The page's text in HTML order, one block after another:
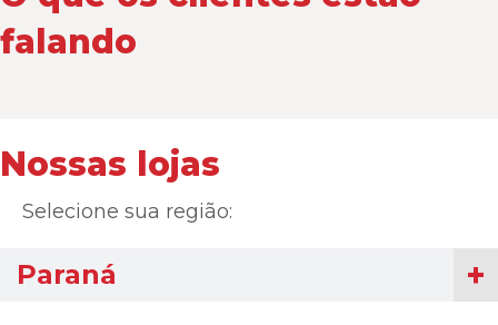
falando
Nossas lojas
Selecione sua região:
Paraná